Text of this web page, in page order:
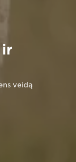
veidą